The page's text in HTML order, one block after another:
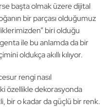
başta olmak üzere dijital
bir parçası olduğumuz
biri olduğu
ile bu anlamda da bir
oldukça akıllı kılıyor.
rengi nasıl
özellikle dekorasyonda
bir o kadar da güçlü bir renk.